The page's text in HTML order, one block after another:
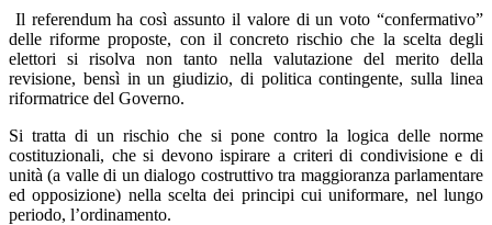
Il referendum ha così assunto il valore di un voto “confermativo”
delle riforme proposte, con il concreto rischio che la scelta degli
elettori si risolva non tanto nella valutazione del merito della
revisione, bensì in un giudizio, di politica contingente, sulla linea
riformatrice del Governo.
Si tratta di un rischio che si pone contro la logica delle norme
costituzionali, che si devono ispirare a criteri di condivisione e di
unità (a valle di un dialogo costruttivo tra maggioranza parlamentare
ed opposizione) nella scelta dei principi cui uniformare, nel lungo
periodo, l’ordinamento.